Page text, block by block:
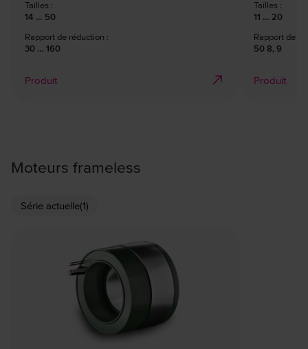
Tailles :
14 … 50
Rapport de réduction :
30 … 160
Produit
Tailles :
11 … 20
Rapport de
50 8, 9
Produit
Moteurs frameless
Série actuelle(1)